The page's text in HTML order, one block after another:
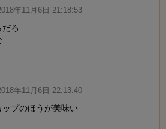
年11月6日 21:18:53
ろ
年11月6日 22:13:40
プのほうが美味い